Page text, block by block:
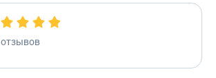
отзывов